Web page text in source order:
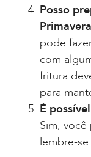
Posso
pode
com
fritura
para
É
Sim,
lembre-